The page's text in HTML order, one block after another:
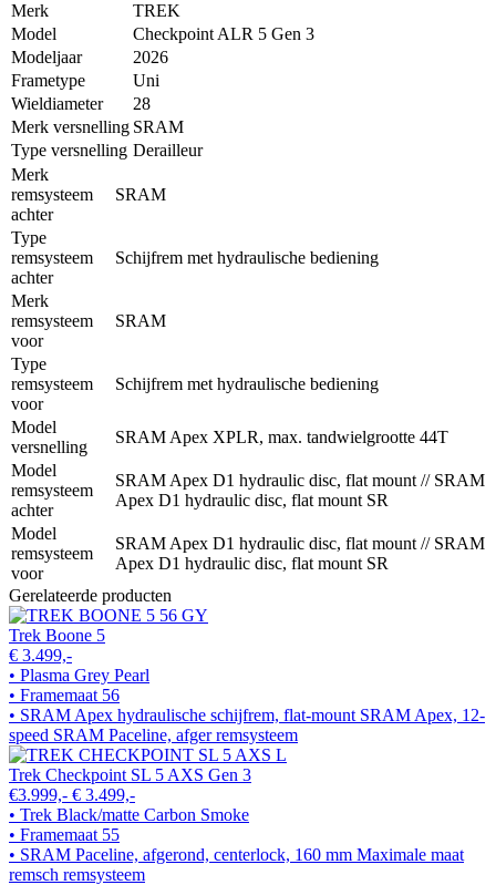
Merk
TREK
Model
Checkpoint ALR 5 Gen 3
Modeljaar
2026
Frametype
Uni
Wieldiameter
28
Merk versnelling SRAM
Type versnelling Derailleur
Merk
remsysteem
achter
SRAM
Type
remsysteem
achter
Schijfrem met hydraulische bediening
Merk
remsysteem
voor
SRAM
Type
remsysteem
voor
Schijfrem met hydraulische bediening
Model
versnelling
SRAM Apex XPLR, max. tandwielgrootte 44T
Model
remsysteem
achter
SRAM Apex D1 hydraulic disc, flat mount // SRAM
Apex D1 hydraulic disc, flat mount SR
Model
remsysteem
voor
SRAM Apex D1 hydraulic disc, flat mount // SRAM
Apex D1 hydraulic disc, flat mount SR
Gerelateerde producten
Trek Boone 5
€ 3.499,-
• Plasma Grey Pearl
• Framemaat 56
• SRAM Apex hydraulische schijfrem, flat-mount SRAM Apex, 12-
speed SRAM Paceline, afger remsysteem
Trek Checkpoint SL 5 AXS Gen 3
€3.999,- € 3.499,-
• Trek Black/matte Carbon Smoke
• Framemaat 55
• SRAM Paceline, afgerond, centerlock, 160 mm Maximale maat
remsch remsysteem